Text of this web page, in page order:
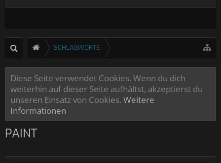
SCHLAGWORTE
Diese Seite verwendet Cookies. Wenn du dich
weiterhin auf dieser Seite aufhältst, akzeptierst du
unseren Einsatz von Cookies. Weitere
Informationen
PAINT